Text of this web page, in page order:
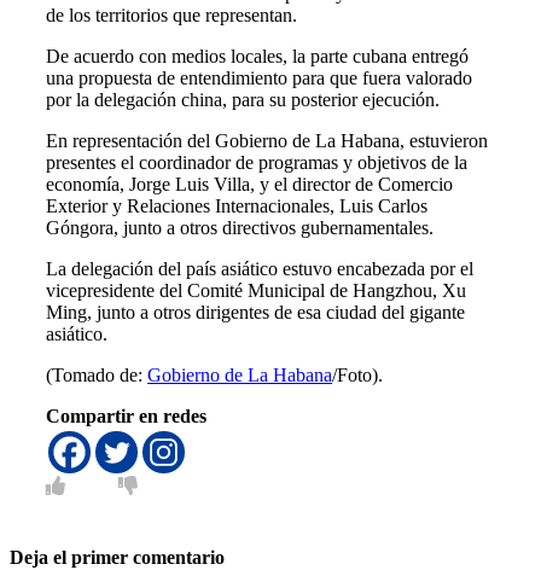
de los territorios que representan.
De acuerdo con medios locales, la parte cubana entregó
una propuesta de entendimiento para que fuera valorado
por la delegación china, para su posterior ejecución.
En representación del Gobierno de La Habana, estuvieron
presentes el coordinador de programas y objetivos de la
economía, Jorge Luis Villa, y el director de Comercio
Exterior y Relaciones Internacionales, Luis Carlos
Góngora, junto a otros directivos gubernamentales.
La delegación del país asiático estuvo encabezada por el
vicepresidente del Comité Municipal de Hangzhou, Xu
Ming, junto a otros dirigentes de esa ciudad del gigante
asiático.
(Tomado de: Gobierno de La Habana/Foto).
Compartir en redes
Deja el primer comentario